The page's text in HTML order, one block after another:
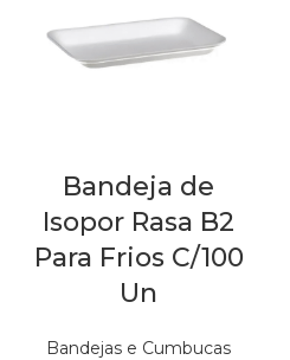
Bandeja de
Isopor Rasa B2
Para Frios C/100
Un
Bandejas e Cumbucas